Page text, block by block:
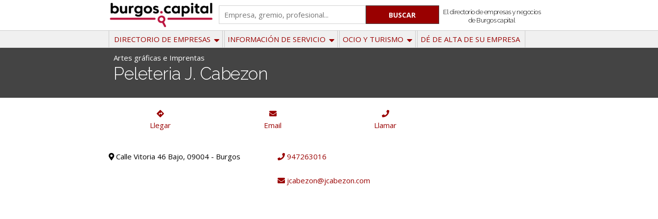
contenido
.
__('Search
for:')
'
El directorio de empresas y negocios
de Burgos capital
DIRECTORIO DE EMPRESAS INFORMACIÓN DE SERVICIO OCIO Y TURISMO
DÉ DE ALTA DE SU EMPRESA
Artes gráficas e Imprentas
Peleteria J. Cabezon
Llegar Email Llamar
Calle Vitoria 46 Bajo, 09004 - Burgos 947263016
jcabezon@jcabezon.com